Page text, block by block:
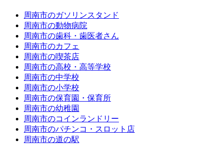
周南市のガソリンスタンド
周南市の動物病院
周南市の歯科・歯医者さん
周南市のカフェ
周南市の喫茶店
周南市の高校・高等学校
周南市の中学校
周南市の小学校
周南市の保育園・保育所
周南市の幼稚園
周南市のコインランドリー
周南市のパチンコ・スロット店
周南市の道の駅